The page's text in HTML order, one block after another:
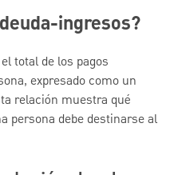
ingresos?
total de los pagos
expresado como un
relación muestra qué
persona debe destinarse al